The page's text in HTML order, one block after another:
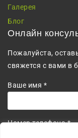
Галерея
Блог
Онлайн
Пожалуйста,
свяжется с вами в
Ваше имя *
Номер телефона *